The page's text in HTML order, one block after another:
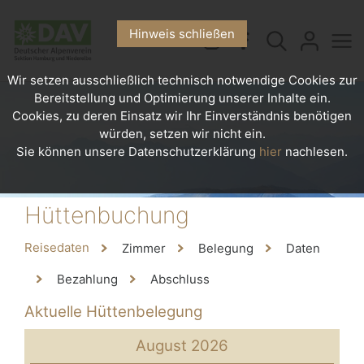
Hüttenbuchung
Reisedaten Zimmer Belegung
Daten
Bezahlung
Abschluss
Aktuelle Hüttenbelegung
August 2026
Hinweis schließen
Wir setzen ausschließlich technisch notwendige Cookies zur
Bereitstellung und Optimierung unserer Inhalte ein.
Cookies, zu deren Einsatz wir Ihr Einverständnis benötigen
würden, setzen wir nicht ein.
Sie können unsere Datenschutzerklärung hier nachlesen.